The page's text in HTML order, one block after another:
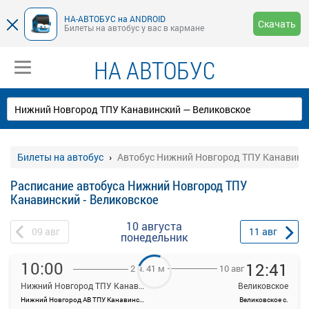
НА-АВТОБУС на ANDROID
Билеты на автобус у вас в кармане
Скачать
НА АВТОБУС
Билеты на автобус Автобус Нижний Новгород ТПУ
Расписание автобуса Нижний Новгород ТПУ
Канавинский - Великовское
09 авг 10 августа
понедельник 11 авг
10:00
Нижний Новгород ТПУ Канавинский
Нижний Новгород АВ ТПУ Канавинский
2 ч. 41 м 10 авг 12:41
Великовское
Великовское с.